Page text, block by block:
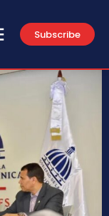
Subscribe